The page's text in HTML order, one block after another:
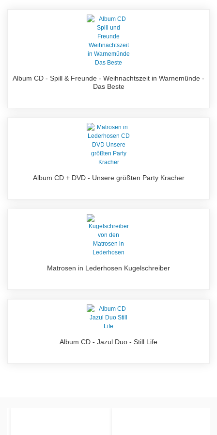
Album CD - Spill & Freunde - Weihnachtszeit in Warnemünde -
Das Beste
Album CD + DVD - Unsere größten Party Kracher
Matrosen in Lederhosen Kugelschreiber
Album CD - Jazul Duo - Still Life